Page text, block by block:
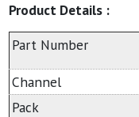
Product Details :
Part Number
Channel
Pack